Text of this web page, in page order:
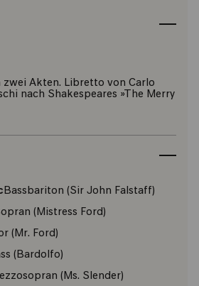
zwei Akten. Libretto von Carlo
nach Shakespeares »The Merry
Bassbariton (Sir John Falstaff)
(Mistress Ford)
(Mr. Ford)
(Bardolfo)
(Ms. Slender)